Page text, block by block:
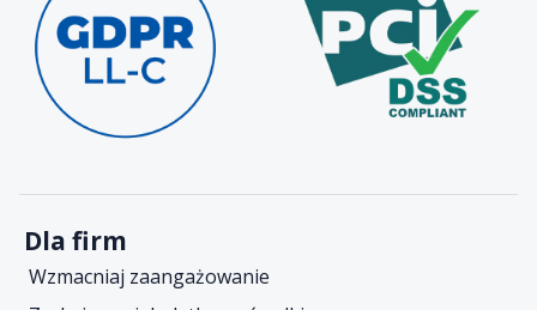
Dla firm
Wzmacniaj zaangażowanie